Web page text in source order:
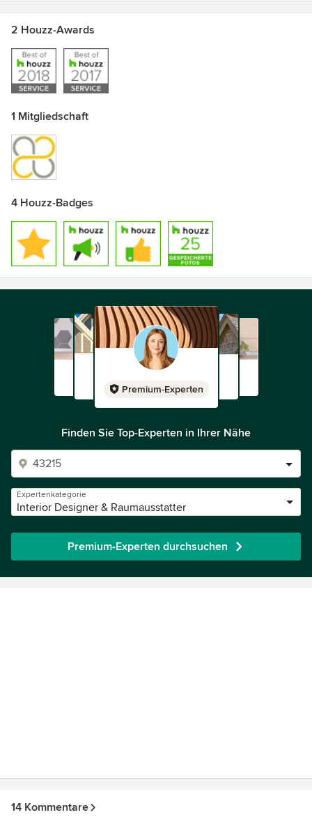
2 Houzz-Awards
1 Mitgliedschaft
4 Houzz-Badges
Premium-Experten
Finden Sie Top-Experten in Ihrer Nähe
Expertenkategorie
Interior Designer & Raumausstatter
Premium-Experten durchsuchen
14 Kommentare